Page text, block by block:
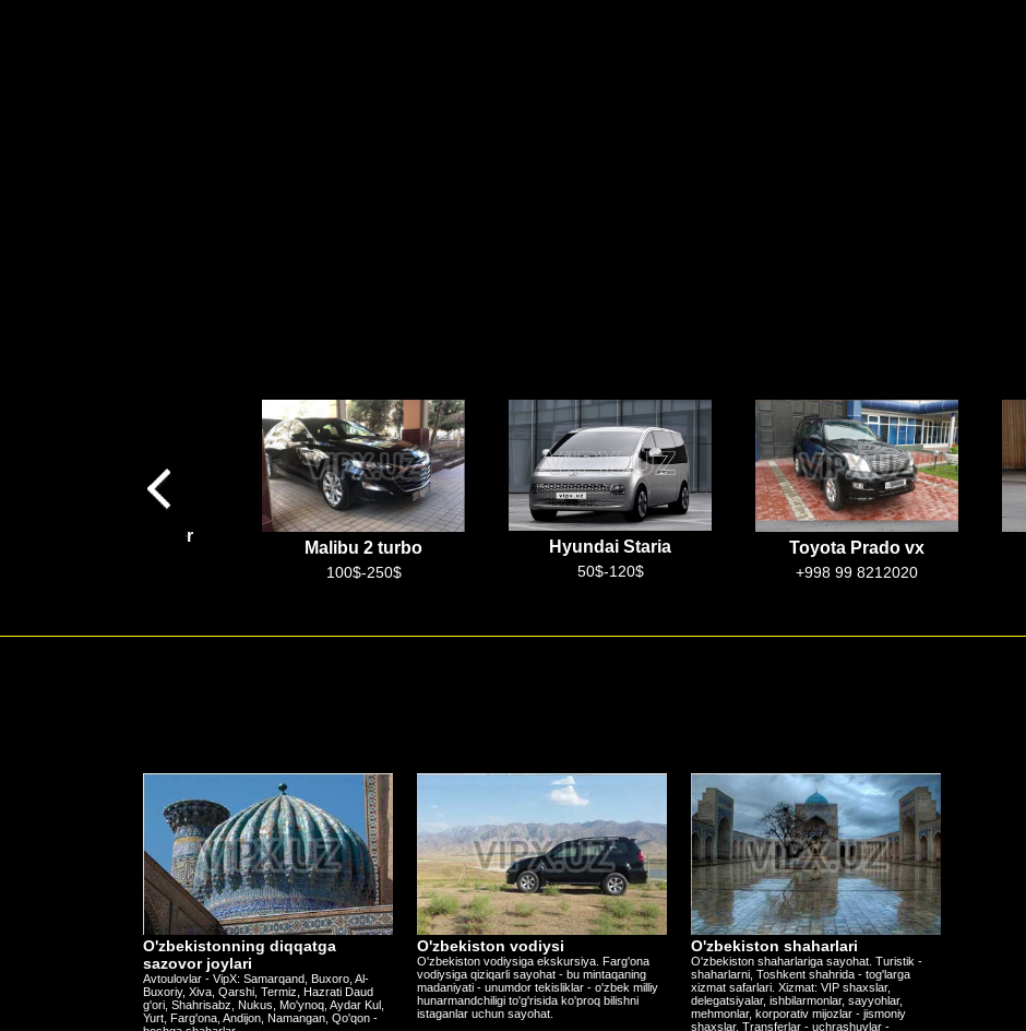
Malibu 2 turbo Hyundai Staria
50$-120$
Toyota Prado vx
+998 99 8212020
Mercedes w222s
100$-300$
O'zbekistonning diqqatga
sazovor joylari
Avtoulovlar - VipX: Samarqand, Buxoro, Al-
Buxoriy, Xiva, Qarshi, Termiz, Hazrati Daud
g'ori, Shahrisabz, Nukus, Mo'ynoq, Aydar Kul,
Yurt, Farg'ona, Andijon, Namangan, Qo'qon -
O'zbekiston vodiysi
O'zbekiston vodiysiga ekskursiya. Farg'ona
vodiysiga qiziqarli sayohat - bu mintaqaning
madaniyati - unumdor tekisliklar - o'zbek milliy
hunarmandchiligi to'g'risida ko'proq bilishni
istaganlar uchun sayohat.
O'zbekiston shaharlari
O'zbekiston shaharlariga sayohat. Turistik -
shaharlarni, Toshkent shahrida - tog'larga
xizmat safarlari. Xizmat: VIP shaxslar,
delegatsiyalar, ishbilarmonlar, sayyohlar,
mehmonlar, korporativ mijozlar - jismoniy
shaxslar. Transferlar - uchrashuvlar -